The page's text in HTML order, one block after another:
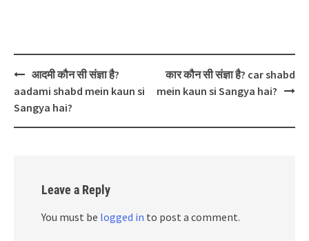
Post
navigation
आदमी कौन सी संज्ञा है?
aadami shabd mein kaun si
Sangya hai?
कार कौन सी संज्ञा है? car shabd
mein kaun si Sangya hai?
Leave a Reply
You must be logged in to post a comment.